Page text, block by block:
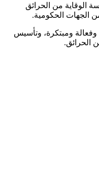
من الحرائق
الجهات الحكومية.
ومبتكرة، وتأسيس
الحرائق.